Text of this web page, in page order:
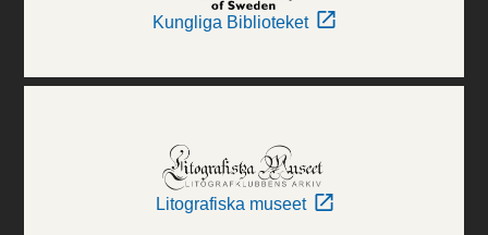
Kungliga Biblioteket
Litografiska museet